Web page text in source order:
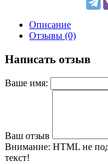
Описание
Отзывы (0)
Написать отзыв
Ваше имя:
Ваш отзыв
Внимание: HTML не
текст!